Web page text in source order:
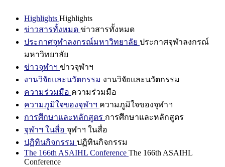
Highlights Highlights
ข่าวสารทั้งหมด ข่าวสารทั้งหมด
ประกาศจุฬาลงกรณ์มหาวิทยาลัย ประกาศจุฬาลงกรณ์
มหาวิทยาลัย
ข่าวจุฬาฯ ข่าวจุฬาฯ
งานวิจัยและนวัตกรรม งานวิจัยและนวัตกรรม
ความร่วมมือ ความร่วมมือ
ความภูมิใจของจุฬาฯ ความภูมิใจของจุฬาฯ
การศึกษาและหลักสูตร การศึกษาและหลักสูตร
จุฬาฯ ในสื่อ จุฬาฯ ในสื่อ
ปฏิทินกิจกรรม ปฏิทินกิจกรรม
The 166th ASAIHL Conference The 166th ASAIHL
Conference